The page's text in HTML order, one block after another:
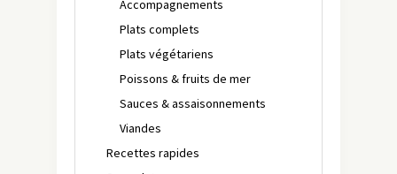
Accompagnements
Plats complets
Plats végétariens
Poissons & fruits de mer
Sauces & assaisonnements
Viandes
Recettes rapides